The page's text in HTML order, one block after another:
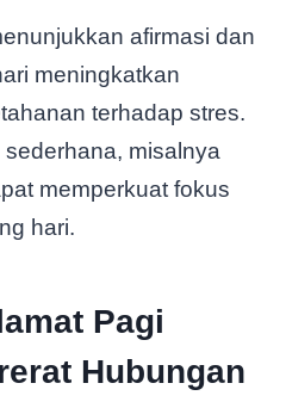
afirmasi dan
meningkatkan
terhadap stres.
misalnya
memperkuat fokus
hari.
Pagi
Hubungan